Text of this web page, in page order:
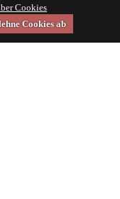
Cookies
Cookies ab